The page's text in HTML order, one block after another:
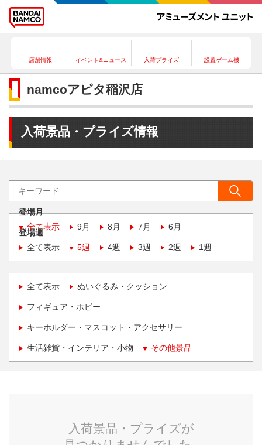
店舗情報 イベント&ニュース 入荷プライズ 設置ゲーム機
namcoアピタ稲沢店
入荷景品・プライズ情報
登場月
全て表示
9月 8月 7月 6月
登場週
全て表示
5週 4週 3週 2週 1週
全て表示 ぬいぐるみ・クッション
フィギュア・ホビー
キーホルダー・マスコット・アクセサリー
生活雑貨・インテリア・小物 その他景品